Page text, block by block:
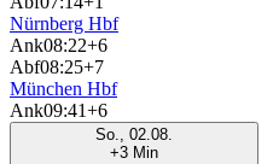
Nürnberg Hbf
Ank08:22+6
Abf08:25+7
München Hbf
Ank09:41+6
So., 02.08.
+3 Min